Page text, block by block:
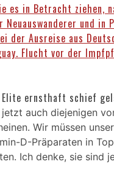
es in Betracht ziehen,
und in
der Ausreise aus
Flucht vor der
Elite ernsthaft schief
auch diejenigen
Wir müssen
D-Präparaten in
Ich denke, sie sind